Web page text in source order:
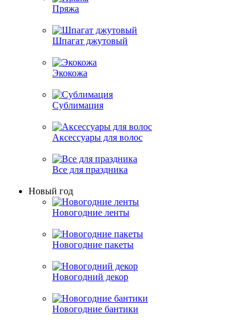
Пряжа
Шпагат джутовый
Экокожа
Сублимация
Аксессуары для волос
Все для праздника
Новый год
Новогодние ленты
Новогодние пакеты
Новогодний декор
Новогодние бантики